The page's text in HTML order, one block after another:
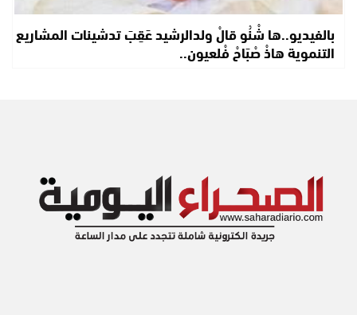
بالفيديو..ها شْنُو قالْ ولدالرشيد عَقِبَ تدشينات المشاريع
التنموية هاذْ صْبَاحْ فْلعيون..